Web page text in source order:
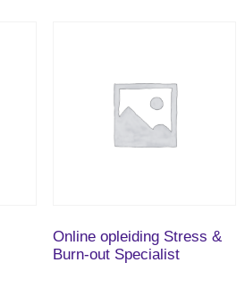
Online opleiding Stress &
Burn-out Specialist